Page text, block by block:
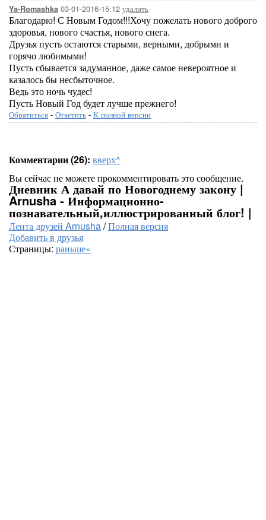
Ya-Romashka 03-01-2016-15:12 удалить
Благодарю! С Новым Годом!!!Хочу пожелать нового доброго
здоровья, нового счастья, нового снега.
Друзья пусть остаются старыми, верными, добрыми и
горячо любимыми!
Пусть сбывается задуманное, даже самое невероятное и
казалось бы несбыточное.
Ведь это ночь чудес!
Пусть Новый Год будет лучше прежнего!
Обратиться - Ответить - К полной версии
Комментарии (26): вверх^
Вы сейчас не можете прокомментировать это сообщение.
Дневник А давай по Новогоднему закону |
Arnusha - Информационно-
познавательный,иллюстрированный блог! |
Лента друзей Arnusha/Полная версия
Добавить в друзья
Страницы: раньше»